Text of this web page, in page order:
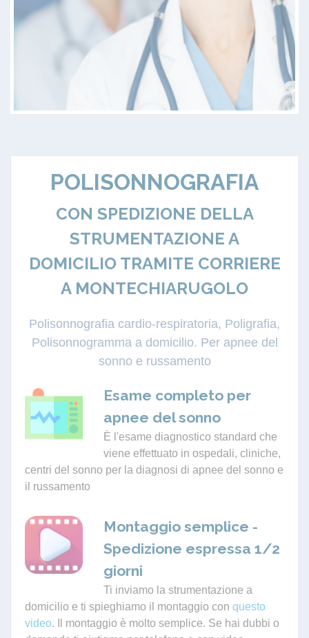
POLISONNOGRAFIA
CON SPEDIZIONE DELLA
STRUMENTAZIONE A
DOMICILIO TRAMITE CORRIERE
A MONTECHIARUGOLO
Polisonnografia cardio-respiratoria, Poligrafia,
Polisonnogramma a domicilio. Per apnee del
sonno e russamento
Esame completo per
apnee del sonno
È l'esame diagnostico standard che
viene effettuato in ospedali, cliniche,
centri del sonno per la diagnosi di apnee del sonno e
il russamento
Montaggio semplice -
Spedizione espressa 1/2
giorni
Ti inviamo la strumentazione a
domicilio e ti spieghiamo il montaggio con questo
video. Il montaggio è molto semplice. Se hai dubbi o